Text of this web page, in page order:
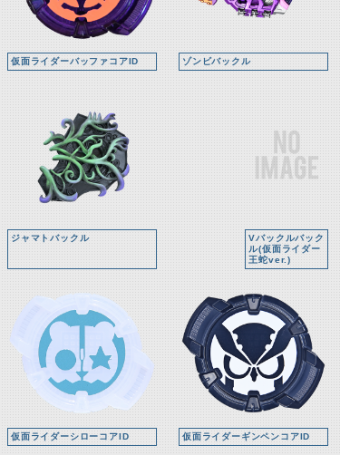
仮面ライダーバッファコアID ゾンビバックル
ジャマトバックル
Vバックルバック
ル(仮面ライダー
王蛇ver.)
仮面ライダーシローコアID 仮面ライダーギンペンコアID